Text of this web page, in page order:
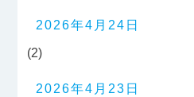
2026年4月24日
(2)
2026年4月23日